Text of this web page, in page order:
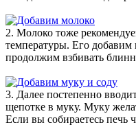
2. Молоко тоже
температуры. Его
продолжим взбивать
3. Далее постепенно
щепотке в муку. Муку
Если вы собираетесь печь